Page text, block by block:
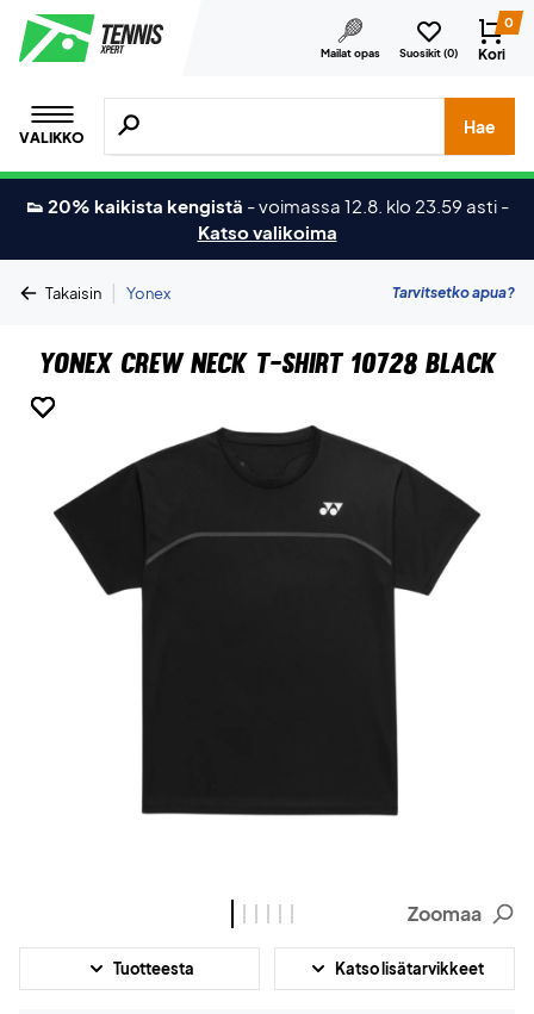
Mailat opas Suosikit (0)
0
Kori
VALIKKO
Hae tuotteita, merkkejä jne.
Hae
👟 20% kaikista kengistä -voimassa 12.8. klo 23.59 asti -
Katso valikoima
Takaisin | Yonex Tarvitsetko apua?
Yonex Crew Neck T-shirt 10728 Black
Zoomaa
Tuotteesta Katso lisätarvikkeet